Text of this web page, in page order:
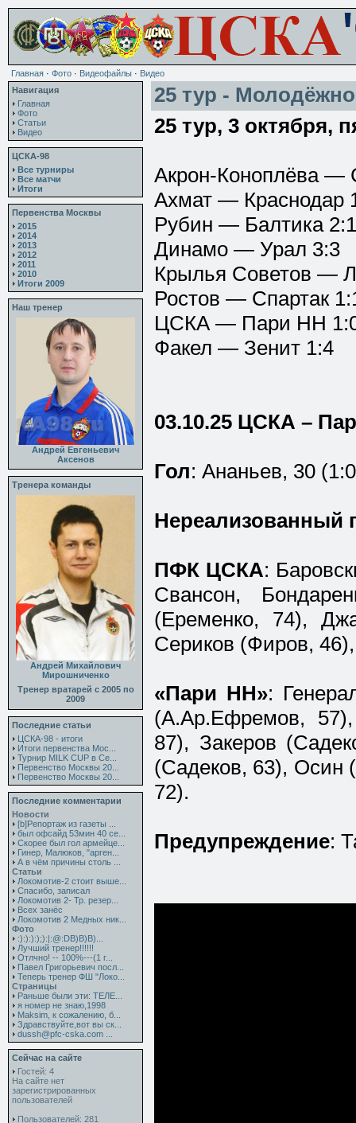
Главная · Фото · Видеофайлы · Видео
Навигация
Главная
Фото
Статьи
Видео
ЦСКА-98
Все турниры
Все матчи
Итоги
Первенства Москвы
2015
2014
2013
2012
2011
2010
Итоги 2009
Наш тренер
Андрей Евгеньевич
Аксенов
Тренера команды
Андрей Михайлович
Мирошниченко
Тренер вратарей с 2005 по
2009
Последние статьи
ЦСКА-98 - итоги
Итоги первенства Мос...
Турнир MILK CUP в Се...
Первенство Москвы 20...
Первенство Москвы 20...
Последние комментарии
Новости
[b]Репортаж из газеты ...
был офсайд 53мин 40 се...
Скорее был гол армейце...
Гинер, Малюков, "арген...
А в чём причины столь ...
Статьи
Локомотив-2 стоит выше...
Спасибо, записал
Локомотив 2- Тр. резер...
Всех занёс
Локомотив 2 Медных ник...
Фото
:):):):);):|:@:DB)B)B)...
Лучший тренер!!!!!!
Отлчно! -- 100%---(1 г...
Павел Григорьевич посл...
Теперь тренер ФШ "Локо...
Страницы
Раньше были эти: ТЕЛЕ...
я номер не знаю,1998
Maksim, к сожалению, б...
Здравствуйте,вот вы ск...
dussh@pfc-cska.com ...
Сейчас на сайте
Гостей: 4
На сайте нет
зарегистрированных
пользователей
Пользователей: 281
25 тур -
25 тур, 3 октября,
Акрон-Коноплёва —
Ахмат — Краснодар
Рубин — Балтика 2:1
Динамо — Урал 3:3
Крылья Советов —
Ростов — Спартак
ЦСКА — Пари НН
Факел — Зенит 1:4
03.10.25 ЦСКА –
Гол: Ананьев, 30
Нереализованный
ПФК ЦСКА:
Свансон,
(Еременко, 74),
Сериков (Фиров,
«Пари НН»:
(А.Ар.Ефремов, 57),
87), Закеров
(Садеков, 63), Осин
72).
Предупреждение: